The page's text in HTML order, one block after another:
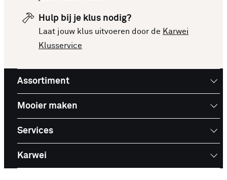
producten. Bekijk de top 10 RAL 9001 en laat je
inspireren voor je volgende aankoop!
Hulp bij je klus nodig?
Laat jouw klus uitvoeren door de Karwei
Klusservice
Assortiment
Mooier maken
Services
Karwei